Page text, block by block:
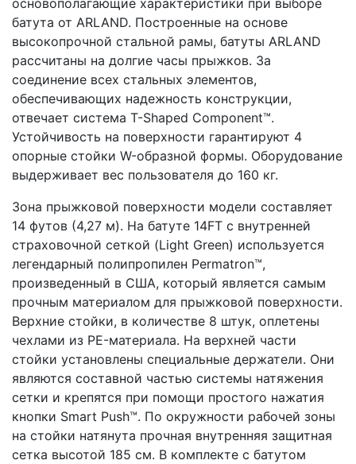
батута от ARLAND. Построенные на основе
высокопрочной стальной рамы, батуты ARLAND
рассчитаны на долгие часы прыжков. За
соединение всех стальных элементов,
обеспечивающих надежность конструкции,
отвечает система T-Shaped Component™.
Устойчивость на поверхности гарантируют 4
опорные стойки W-образной формы. Оборудование
выдерживает вес пользователя до 160 кг.
Зона прыжковой поверхности модели составляет
14 футов (4,27 м). На батуте 14FT с внутренней
страховочной сеткой (Light Green) используется
легендарный полипропилен Permatron™,
произведенный в США, который является самым
прочным материалом для прыжковой поверхности.
Верхние стойки, в количестве 8 штук, оплетены
чехлами из PE-материала. На верхней части
стойки установлены специальные держатели. Они
являются составной частью системы натяжения
сетки и крепятся при помощи простого нажатия
кнопки Smart Push™. По окружности рабочей зоны
на стойки натянута прочная внутренняя защитная
сетка высотой 185 см. В комплекте с батутом